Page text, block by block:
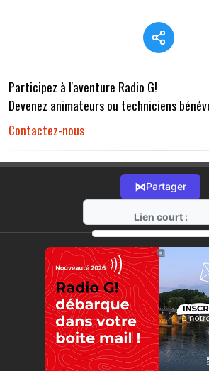
Participez à l'aventure Radio G!
Devenez animateurs ou techniciens
Contactez-nous
⋈Partager
Lien court :
https://radio-
⧉